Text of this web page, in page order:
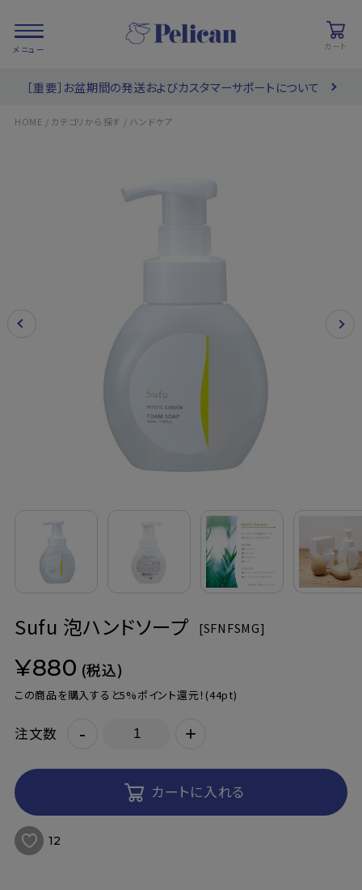
カート
よくあるご質問
会員登録でお得
NEWS一覧
［重要］お盆期間の発送およびカスタマーサポートについて
HOME / カテゴリから探す / ハンドケア
Sufu 泡ハンドソープ [SFNFSMG]
¥880 (税込)
この商品を購入すると5%ポイント還元！ (44pt)
注文数 - +
カートに入れる
12